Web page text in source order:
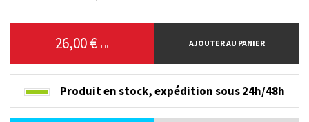
26,00 € TTC AJOUTER AU PANIER
Produit en stock,expédition sous 24h/48h